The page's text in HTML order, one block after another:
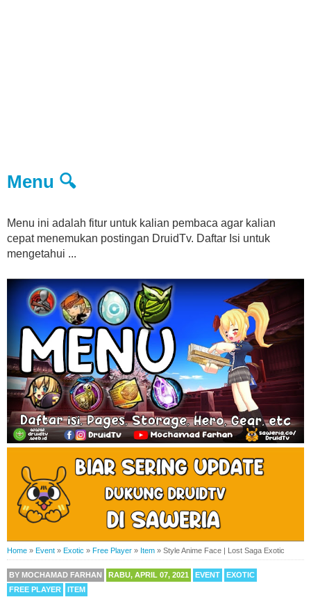
Menu 🔍
Menu ini adalah fitur untuk kalian pembaca agar kalian
cepat menemukan postingan DruidTv. Daftar Isi untuk
mengetahui ...
Home » Event » Exotic » Free Player » Item » Style Anime Face | Lost Saga Exotic
BY MOCHAMAD FARHAN RABU, APRIL 07, 2021 EVENT
EXOTIC
FREE PLAYER
ITEM